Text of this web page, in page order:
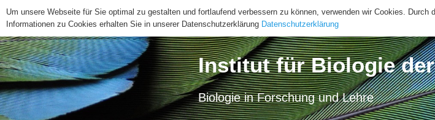
Institut für Biologie
Biologie in Forschung und Lehre
Um unsere Webseite für Sie optimal zu gestalten und fortlaufend verbessern zu können, verwenden wir Cookies.
Informationen zu Cookies erhalten Sie in unserer Datenschutzerklärung Datenschutzerklärung